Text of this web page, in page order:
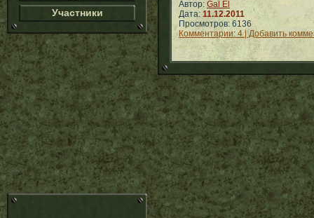
Участники
Автор: Gal El
Дата: 11.12.2011
Просмотров: 6136
Комментарии: 4 | Добавить